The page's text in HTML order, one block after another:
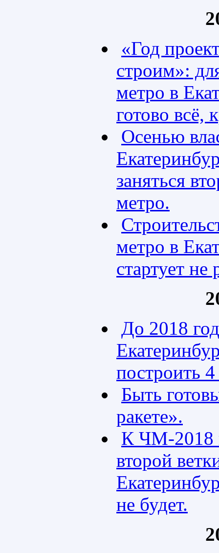
«Год
строим»:
метро в
готово всё,
Осенью
заняться
метро.
метро в
стартует
До 2018
построить
Быть
ракете».
К ЧМ-2018
второй
не будет.